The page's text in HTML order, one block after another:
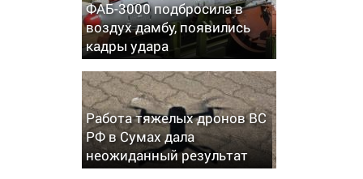
ФАБ-3000 подбросила в
воздух дамбу, появились
кадры удара
Работа тяжелых дронов ВС
РФ в Сумах дала
неожиданный результат